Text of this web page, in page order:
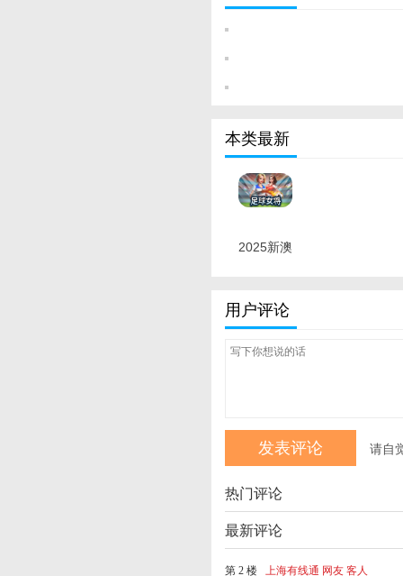
本类最新
2025新澳
版
用户评论
请自
热门评论
最新评论
第 2 楼 上海有线通 网友 客人